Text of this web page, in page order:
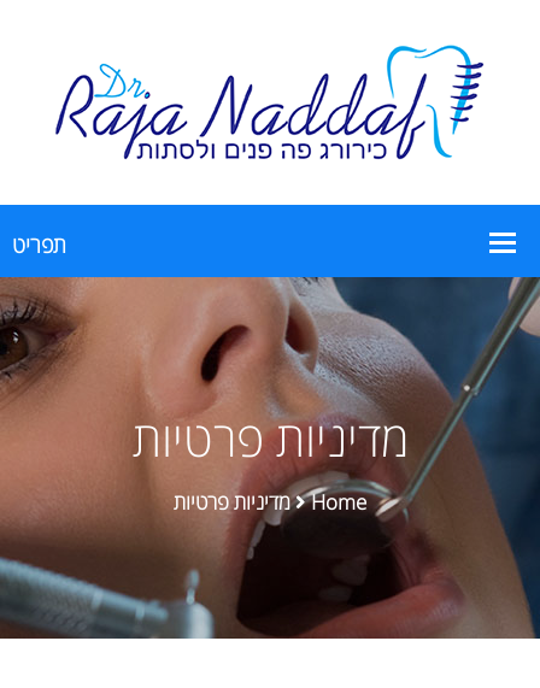
מדיניות פרטיות
Home מדיניות פרטיות